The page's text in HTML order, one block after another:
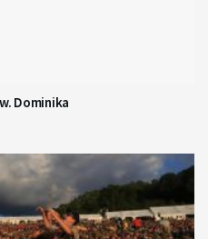
Dominika